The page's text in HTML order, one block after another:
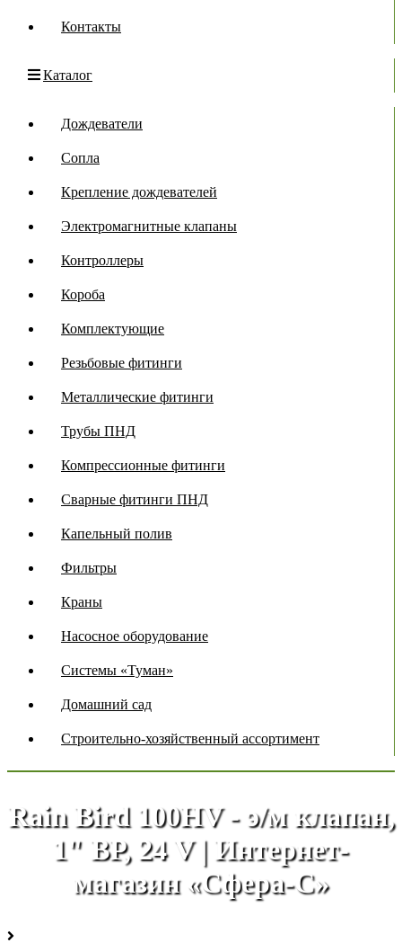
Контакты
Каталог
Дождеватели
Сопла
Крепление дождевателей
Электромагнитные клапаны
Контроллеры
Короба
Комплектующие
Резьбовые фитинги
Металлические фитинги
Трубы ПНД
Компрессионные фитинги
Сварные фитинги ПНД
Капельный полив
Фильтры
Краны
Насосное оборудование
Системы «Туман»
Домашний сад
Строительно-хозяйственный ассортимент
Rain Bird 100HV - э/м клапан,
1" ВР, 24 V | Интернет-
магазин «Сфера-С»